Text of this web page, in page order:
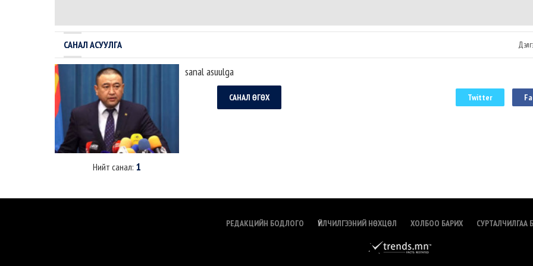
с..
САНАЛ АСУУЛГА
Нийт санал: 1
sanal asuulga
САНАЛ ӨГӨХ Twitter
РЕДАКЦИЙН БОДЛОГО ҮЙЛЧИЛГЭЭНИЙ НӨХЦӨЛ ХОЛБОО БАРИХ СУРТАЛЧИЛГАА